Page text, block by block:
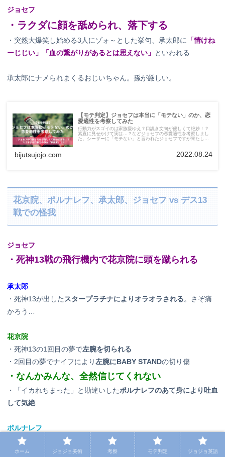
ジョセフ
・ラクダに顔を舐められ、落下する
・突然大爆笑し始める3人にゾォ～とした挙句、承太郎に
「情けね
ーじじい」「血の繋がりがあるとは思えない」 といわれる
承太郎にナメられまくるおじいちゃん。孫が厳しい。
【モテ判定】ジョセフは本当に「モテない」のか、恋
愛適性を考察してみた
行動力がスゴイのは家族愛ゆえ？口説き文句が優しくて絶妙！？
素直に見せかけて実は…？などジョセフの恋愛適性を考察しまし
た。シーザーに「モテない」と言われたジョセフですが果たし
bijutsujojo.com 2022.08.24
花京院、ポルナレフ、承太郎、ジョセフ vs デス13
戦での怪我
ジョセフ
・死神13戦の飛行機内で花京院に頭を蹴られる
承太郎
・死神13が出した スタープラチナによりオラオラされる。さぞ痛
かろう…
花京院
・死神13の1回目の夢で左腕を切られる
・2回目の夢でナイフにより 左腕にBABY STANDの切り傷
・なんかみんな、全然信じてくれない
・「イカれちまった」と勘違いしたポルナレフのあて身により吐血
して気絶
ポルナレフ
・マニッシュ・ボーイのおむつ替えをさせられ、う〇こを「不潔」
と嫌がる。
ま～～～たう〇こネタか…
ホーム ジョジョ美術 考察 モテ判定 ジョジョ英語